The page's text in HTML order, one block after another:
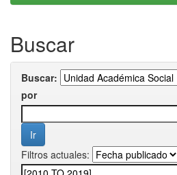
Buscar
Buscar:
por
Filtros actuales: